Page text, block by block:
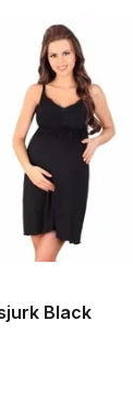
Black